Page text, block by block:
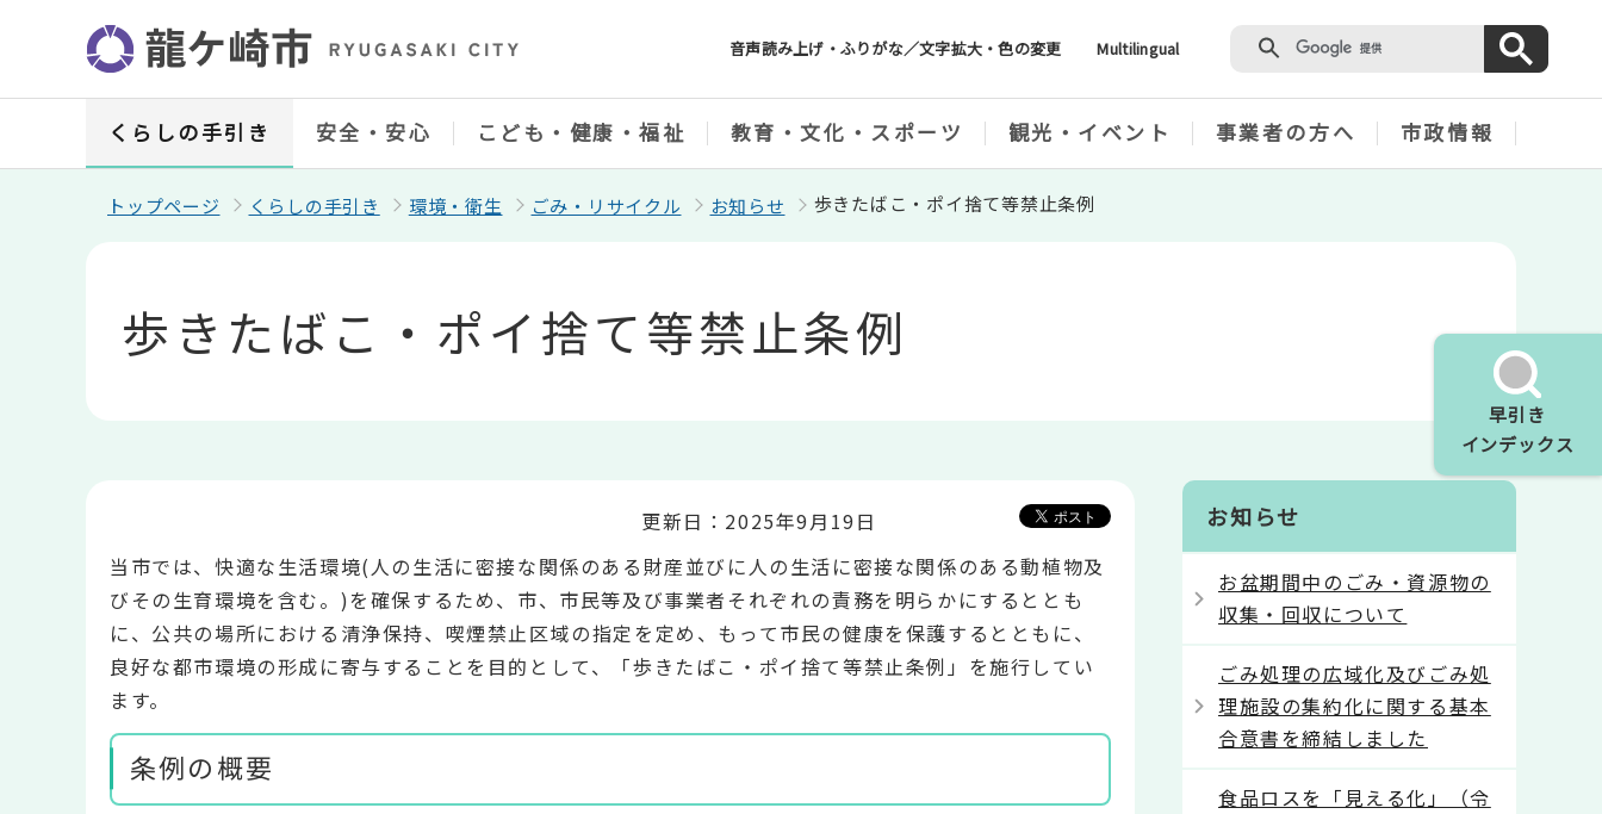
ジ
音声読み上げ・ふりがな／文字拡大・色の変更 Multilingual
早引き
インデックス
くらしの手引き 安全・安心 こども・健康・福祉 教育・文化・スポーツ 観光・イベント 事業者の方へ 市政情報
トップページ くらしの手引き 環境・衛生 ごみ・リサイクル お知らせ 歩きたばこ・ポイ捨て等禁止条例
歩きたばこ・ポイ捨て等禁止条例
更新日：2025年9月19日
当市では、快適な生活環境(人の生活に密接な関係のある財産並びに人の生活に密接な関係のある動植物及
びその生育環境を含む。)を確保するため、市、市民等及び事業者それぞれの責務を明らかにするととも
に、公共の場所における清浄保持、喫煙禁止区域の指定を定め、もって市民の健康を保護するとともに、
良好な都市環境の形成に寄与することを目的として、「歩きたばこ・ポイ捨て等禁止条例」を施行してい
ます。
条例の概要
お知らせ
お盆期間中のごみ・資源物の
収集・回収について
ごみ処理の広域化及びごみ処
理施設の集約化に関する基本
合意書を締結しました
食品ロスを「見える化」（令